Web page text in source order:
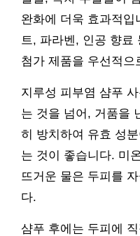
완화에 더욱 효과적입
트, 파라벤, 인공 향료
첨가 제품을 우선적으
지루성 피부염 샴푸
는 것을 넘어, 거품을
히 방치하여 유효 성
는 것이 좋습니다. 미
뜨거운 물은 두피를
다.
샴푸 후에는 두피에